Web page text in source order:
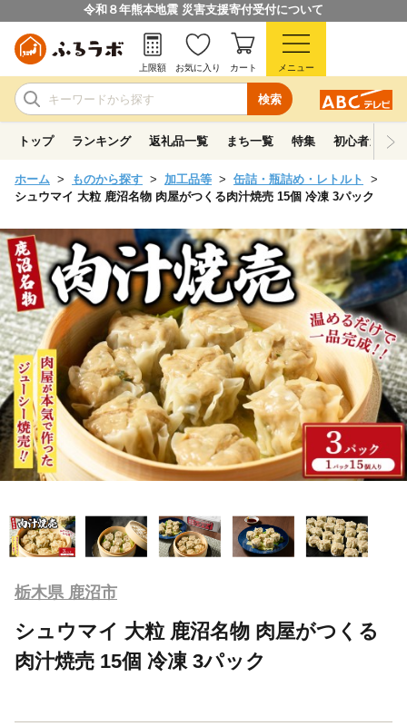
令和８年熊本地震 災害支援寄付受付について
検索
上限額 お気に入り カート メニュー
トップ ランキング 返礼品一覧 まち一覧 特集 初心者ガイド
ホーム ものから探す 加工品等
缶詰・瓶詰め・レトルト
シュウマイ 大粒 鹿沼名物 肉屋がつくる肉汁焼売 15個 冷凍 3パック
栃木県 鹿沼市
シュウマイ 大粒 鹿沼名物 肉屋がつくる
肉汁焼売 15個 冷凍 3パック